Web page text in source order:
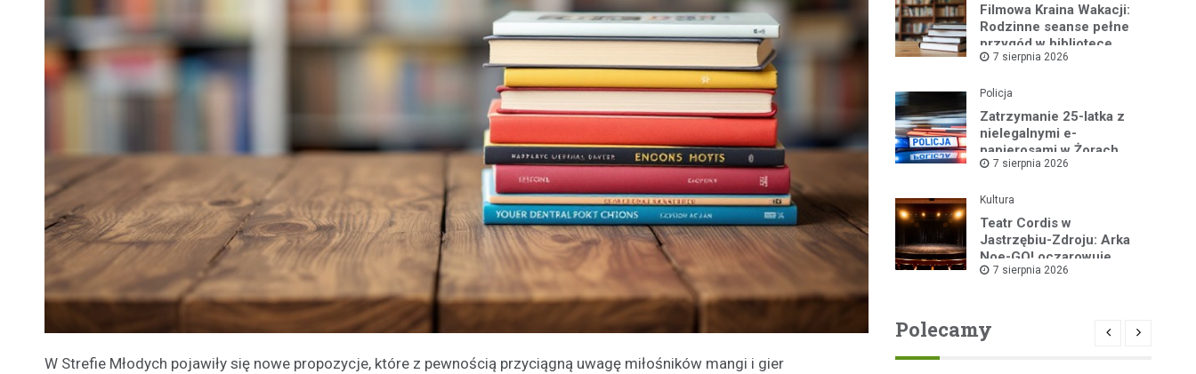
W Strefie Młodych pojawiły się nowe propozycje, które z pewnością przyciągną uwagę miłośników mangi i gier
Filmowa Kraina Wakacji:
Rodzinne seanse pełne
przygód w bibliotece
7 sierpnia 2026
Policja
Zatrzymanie 25-latka z
nielegalnymi e-
papierosami w Żorach
7 sierpnia 2026
Kultura
Teatr Cordis w
Jastrzębiu-Zdroju: Arka
Noe-GO! oczarowuje
widownię!
7 sierpnia 2026
Polecamy